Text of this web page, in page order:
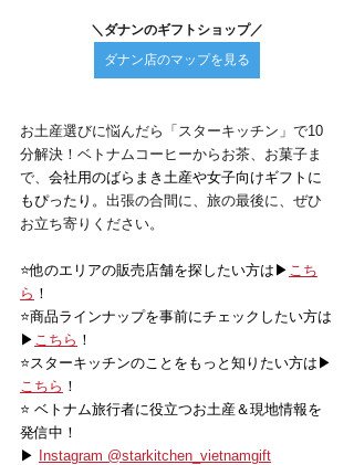
＼ダナンのギフトショップ／
ダナン店のマップを見る
お土産選びに悩んだら「スターキッチン」で10
分解決！ベトナムコーヒーからお茶、お菓子ま
で、 会社用のばらまき土産や女子向けギフトに
もぴったり。 出張の合間に、旅の最後に、ぜひ
お立ち寄りください。
⭐️他のエリアの販売店舗を探したい方は▶ こち
ら ！
⭐️商品ラインナップを事前にチェックしたい方は
▶ こちら ！
⭐️スターキッチンのことをもっと知りたい方は▶
こちら ！
⭐️ ベトナム旅行者に役立つお土産＆現地情報を
発信中！
▶
Instagram @starkitchen_vietnamgift